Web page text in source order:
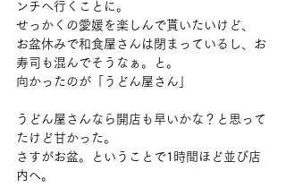
ンチへ行くことに。
せっかくの愛媛を楽しんで貰いたいけど、
お盆休みで和食屋さんは閉まっているし、お
寿司も混んでそうなぁ。と。
向かったのが「うどん屋さん」
うどん屋さんなら開店も早いかな？と思って
たけど甘かった。
さすがお盆。ということで1時間ほど並び店
内へ。